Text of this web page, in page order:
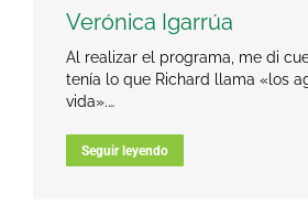
Verónica Igarrúa
Al realizar el programa, me di
tenía lo que Richard llama «los
vida».…
Seguir leyendo